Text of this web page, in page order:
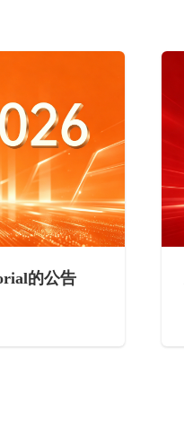
的公告